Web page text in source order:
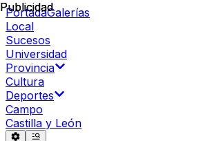
PortadaGalerías
Local
Sucesos
Universidad
Provincia
Cultura
Deportes
Campo
Castilla y León
Publicidad
Publicidad